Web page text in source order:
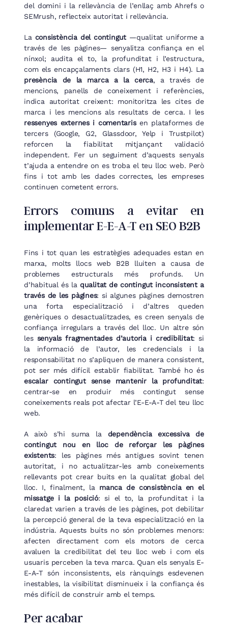
del domini i la rellevància de l’enllaç amb Ahrefs o
SEMrush, reflecteix autoritat i rellevància.
La consistència del contingut —qualitat uniforme a
través de les pàgines— senyalitza confiança en el
nínxol; audita el to, la profunditat i l’estructura,
com els encapçalaments clars (H1, H2, H3 i H4). La
presència de la marca a la cerca, a través de
mencions, panells de coneixement i referències,
indica autoritat creixent: monitoritza les cites de
marca i les mencions als resultats de cerca. I les
ressenyes externes i comentarisen plataformes de
tercers (Google, G2, Glassdoor, Yelp i Trustpilot)
reforcen la fiabilitat mitjançant validació
independent. Fer un seguiment d’aquests senyals
t’ajuda a entendre on es troba el teu lloc web. Però
fins i tot amb les dades correctes, les empreses
continuen cometent errors.
Errors comuns a evitar en
implementar E-E-A-T en SEO B2B
Fins i tot quan les estratègies adequades estan en
marxa, molts llocs web B2B lluiten a causa de
problemes estructurals més profunds. Un
d’habitual és la qualitat de contingut inconsistent a
través de les pàgines: si algunes pàgines demostren
una forta especialització i d’altres queden
genèriques o desactualitzades, es creen senyals de
confiança irregulars a través del lloc. Un altre són
les senyals fragmentades d’autoria i credibilitat: si
la informació de l’autor, les credencials i la
responsabilitat no s’apliquen de manera consistent,
pot ser més difícil establir fiabilitat. També ho és
escalar contingut sense mantenir la profunditat:
centrar-se en produir més contingut sense
coneixements reals pot afectar l’E-E-A-T del teu lloc
web.
A això s’hi suma la dependència excessiva de
contingut nou en lloc de reforçar les pàgines
existents: les pàgines més antigues sovint tenen
autoritat, i no actualitzar-les amb coneixements
rellevants pot crear buits en la qualitat global del
lloc. I, finalment, la manca de consistència en el
missatge i la posició: si el to, la profunditat i la
claredat varien a través de les pàgines, pot debilitar
la percepció general de la teva especialització en la
indústria. Aquests buits no són problemes menors:
afecten directament com els motors de cerca
avaluen la credibilitat del teu lloc web i com els
usuaris perceben la teva marca. Quan els senyals E-
E-A-T són inconsistents, els rànquings esdevenen
inestables, la visibilitat disminueix i la confiança és
més difícil de construir amb el temps.
Per acabar